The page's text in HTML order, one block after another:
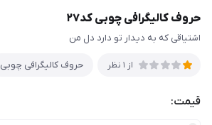
حروف کالیگرافی چوبی کد۲۷
اشتیاقی که به دیدار تو دارد دل من
از 1 نظر حروف کالیگرافی چوبی
قیمت: